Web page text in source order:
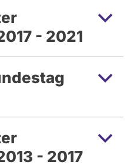
- 2021
- 2017